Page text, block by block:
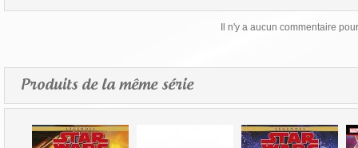
Il n'y a aucun commentaire
Produits de la même série